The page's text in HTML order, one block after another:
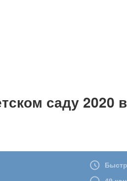
саду 2020 в